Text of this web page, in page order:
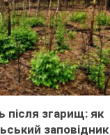
згарищ: як
заповідник